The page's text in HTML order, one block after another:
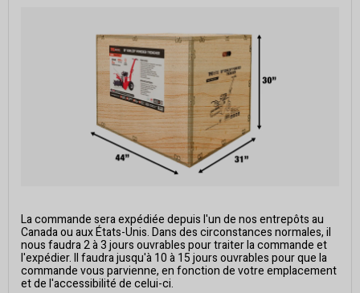
La commande sera expédiée depuis l'un de nos entrepôts au
Canada ou aux États-Unis. Dans des circonstances normales, il
nous faudra 2 à 3 jours ouvrables pour traiter la commande et
l'expédier. Il faudra jusqu'à 10 à 15 jours ouvrables pour que la
commande vous parvienne, en fonction de votre emplacement
et de l'accessibilité de celui-ci.